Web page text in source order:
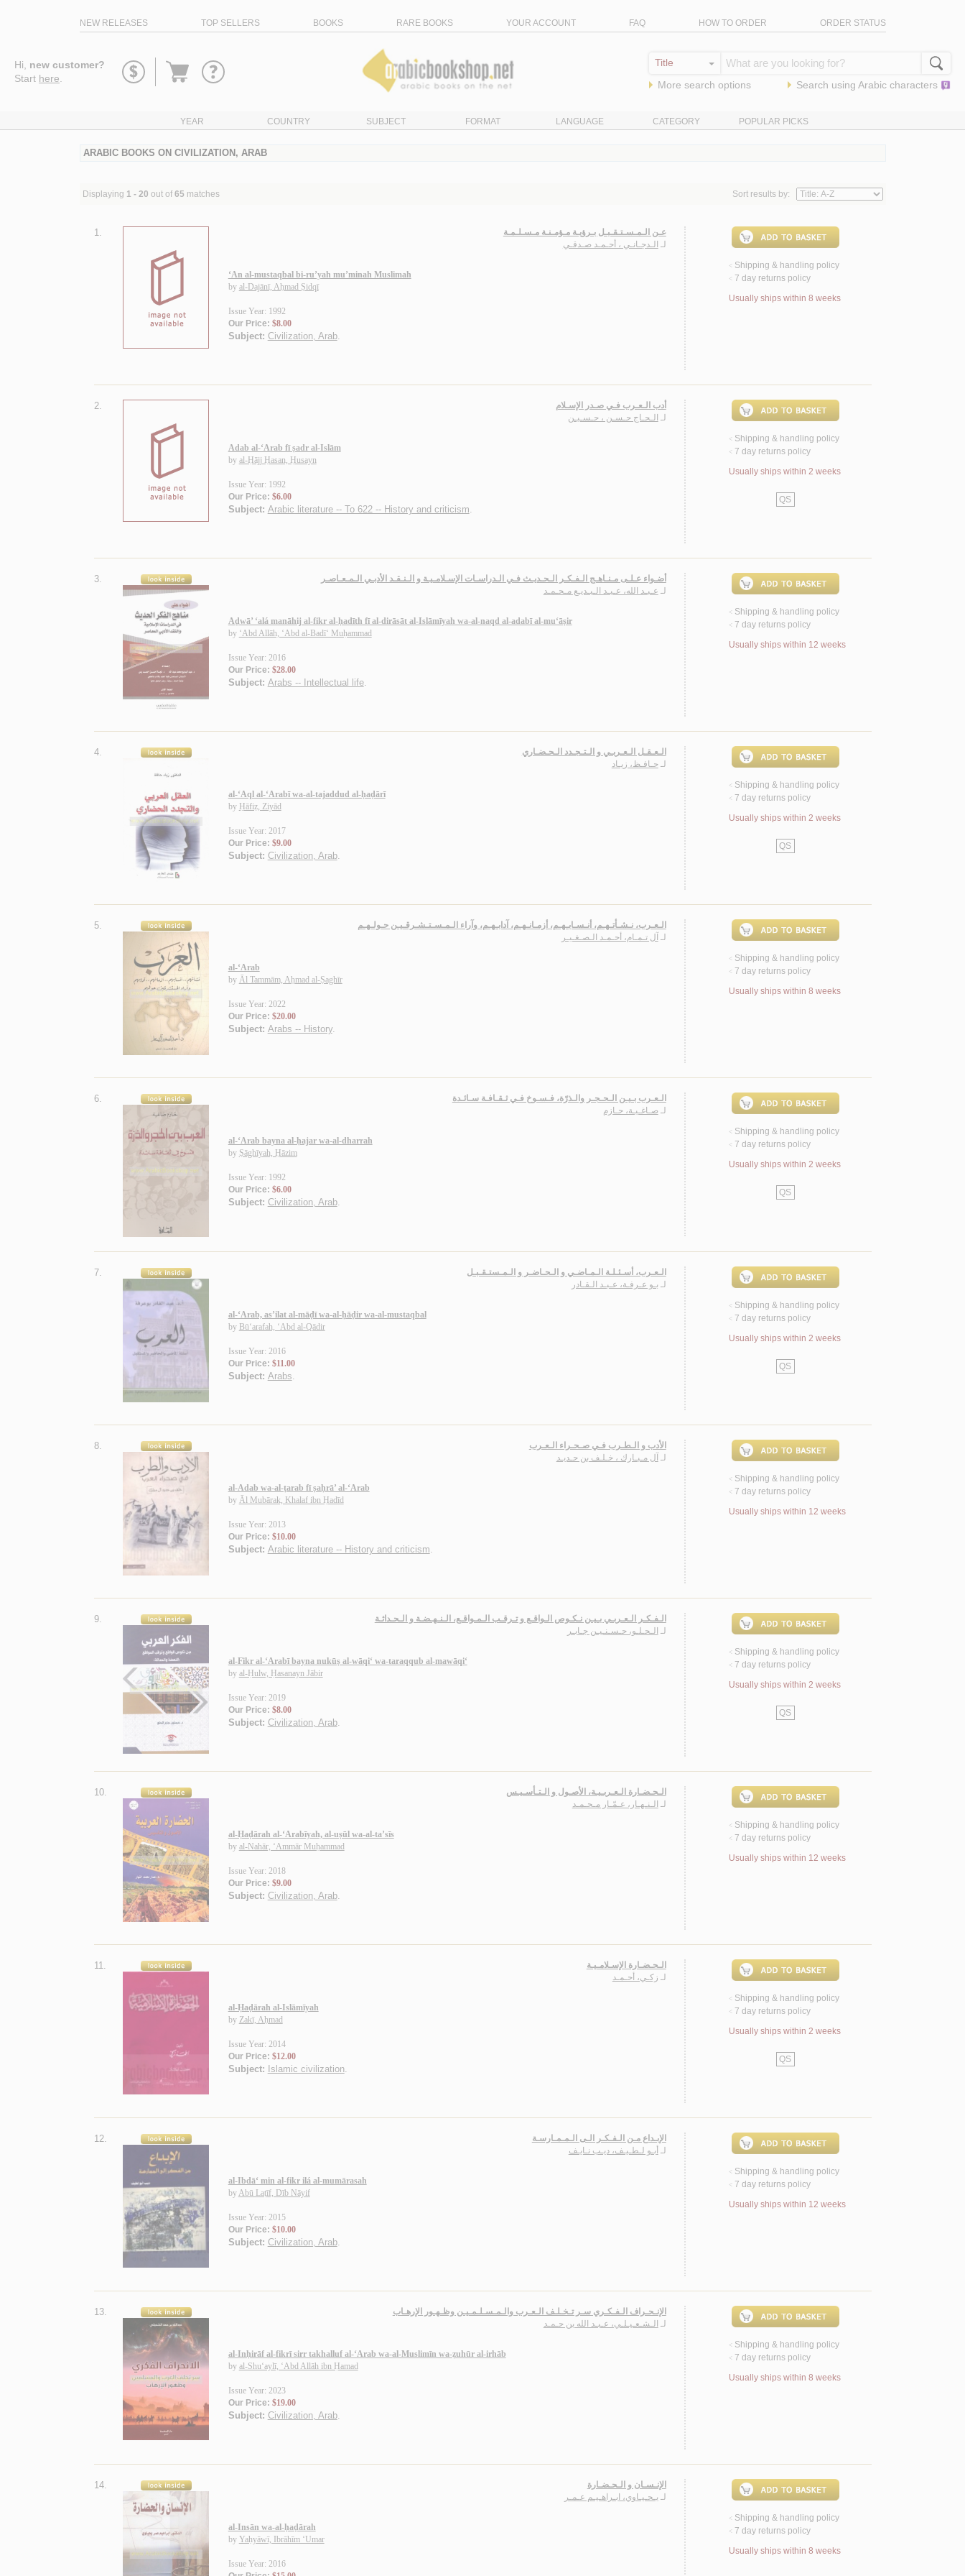
NEW RELEASES TOP SELLERS BOOKS RARE BOOKS YOUR ACCOUNT FAQ HOW TO ORDER ORDER STATUS
Hi, new customer?
Start here
Go
More search options Search using Arabic characters
YEAR COUNTRY SUBJECT FORMAT LANGUAGE CATEGORY POPULAR PICKS
ARABIC BOOKS ON CIVILIZATION, ARAB
Displaying 1 - 20 out of 65 matches Sort results by:
1.
عـن الـمـسـتـقـبـل بـرؤيـة مـؤمـنـة مـسـلـمـة
لـ الـدجـانـي ، أحـمـد صـدقـي
‘An al-mustaqbal bi-ru’yah mu’minah Muslimah
by al-Dajānī, Aḥmad Ṣidqī
Issue Year: 1992
Our Price: $8.00
Subject: Civilization, Arab.
< Shipping & handling policy
< 7 day returns policy
Usually ships within 8 weeks
2.
أدب الـعـرب فـي صـدر الإسـلام
لـ الـحـاج حـسـن ، حـسـيـن
Adab al-‘Arab fī ṣadr al-Islām
by al-Ḥājj Ḥasan, Ḥusayn
Issue Year: 1992
Our Price: $6.00
Subject: Arabic literature -- To 622 -- History and criticism.
< Shipping & handling policy
< 7 day returns policy
Usually ships within 2 weeks
QS
3.
أضـواء عـلـى مـنـاهـج الـفـكـر الـحـديـث فـي الـدراسـات الإسـلامـيـة و الـنـقـد الأدبـي الـمـعـاصـر
لـ عـبـد الله، عـبـد الـبـديـع مـحـمـد
Aḍwā’ ‘alá manāhij al-fikr al-ḥadīth fī al-dirāsāt al-Islāmīyah wa-al-naqd al-adabī al-mu‘āṣir
by ‘Abd Allāh, ‘Abd al-Badī‘ Muḥammad
Issue Year: 2016
Our Price: $28.00
Subject: Arabs -- Intellectual life.
< Shipping & handling policy
< 7 day returns policy
Usually ships within 12 weeks
4.
الـعـقـل الـعـربـي و الـتـجـدد الـحـضـاري
لـ حـافـظ، زيـاد
al-‘Aql al-‘Arabī wa-al-tajaddud al-ḥaḍārī
by Ḥāfiẓ, Ziyād
Issue Year: 2017
Our Price: $9.00
Subject: Civilization, Arab.
< Shipping & handling policy
< 7 day returns policy
Usually ships within 2 weeks
QS
5.
الـعـرب، نـشـأتـهـم، أنـسـابـهـم، أزمـانـهـم، آدابـهـم، وآراء الـمـسـتـشـرقـيـن حـولـهـم
لـ آل تـمـام، أحـمـد الـصـغـيـر
al-‘Arab
by Āl Tammām, Aḥmad al-Ṣaghīr
Issue Year: 2022
Our Price: $20.00
Subject: Arabs -- History.
< Shipping & handling policy
< 7 day returns policy
Usually ships within 8 weeks
6.
الـعـرب بـيـن الـحـجـر والـذرّة، فـسـوخ فـي ثـقـافـة سـائـدة
لـ صـاغـيـة، حـازم
al-‘Arab bayna al-ḥajar wa-al-dharrah
by Ṣāghīyah, Ḥāzim
Issue Year: 1992
Our Price: $6.00
Subject: Civilization, Arab.
< Shipping & handling policy
< 7 day returns policy
Usually ships within 2 weeks
QS
7.
الـعـرب، أسـئـلـة الـمـاضـي و الـحـاضـر و الـمـستـقـبـل
لـ بـو عـرفـة، عـبـد الـقـادر
al-‘Arab, as’ilat al-māḍī wa-al-ḥāḍir wa-al-mustaqbal
by Bū‘arafah, ‘Abd al-Qādir
Issue Year: 2016
Our Price: $11.00
Subject: Arabs.
< Shipping & handling policy
< 7 day returns policy
Usually ships within 2 weeks
QS
8.
الأدب و الـطـرب فـي صـحـراء الـعـرب
لـ آل مـبـارك ، خـلـف بن حـديـد
al-Adab wa-al-ṭarab fī ṣaḥrā’ al-‘Arab
by Āl Mubārak, Khalaf ibn Ḥadīd
Issue Year: 2013
Our Price: $10.00
Subject: Arabic literature -- History and criticism.
< Shipping & handling policy
< 7 day returns policy
Usually ships within 12 weeks
9.
الـفـكـر الـعـربـي بـيـن نـكـوص الـواقـع و تـرقـب الـمـواقـع، الـنـهـضـة و الـحـداثـة
لـ الـحـلـو، حـسـنـيـن جـابـر
al-Fikr al-‘Arabī bayna nukūṣ al-wāqi‘ wa-taraqqub al-mawāqi‘
by al-Ḥulw, Ḥasanayn Jābir
Issue Year: 2019
Our Price: $8.00
Subject: Civilization, Arab.
< Shipping & handling policy
< 7 day returns policy
Usually ships within 2 weeks
QS
10.
الـحـضـارة الـعـربـيـة، الأصـول و الـتـأسـيـس
لـ الـنـهـار، عـمّـار مـحـمـد
al-Ḥaḍārah al-‘Arabīyah, al-uṣūl wa-al-ta’sīs
by al-Nahār, ‘Ammār Muḥammad
Issue Year: 2018
Our Price: $9.00
Subject: Civilization, Arab.
< Shipping & handling policy
< 7 day returns policy
Usually ships within 12 weeks
11.
الـحـضـارة الإسـلامـيـة
لـ زكـي، أحـمـد
al-Ḥaḍārah al-Islāmīyah
by Zakī, Aḥmad
Issue Year: 2014
Our Price: $12.00
Subject: Islamic civilization.
< Shipping & handling policy
< 7 day returns policy
Usually ships within 2 weeks
QS
12.
الإبـداع مـن الـفـكـر الـى الـمـمـارسـة
لـ أبـو لـطـيـف، ديـب نـايـف
al-Ibdā‘ min al-fikr ilá al-mumārasah
byAbū Laṭīf, Dīb Nāyif
Issue Year: 2015
Our Price: $10.00
Subject: Civilization, Arab.
< Shipping & handling policy
< 7 day returns policy
Usually ships within 12 weeks
13.
الإنـحـراف الـفـكـري سـر تـخـلـف الـعـرب والـمـسـلـمـيـن وظـهـور الإرهـاب
لـ الـشـعـيـلـي، عـبـد الله بن حـمـد
al-Inḥirāf al-fikrī sirr takhalluf al-‘Arab wa-al-Muslimīn wa-ẓuhūr al-irhāb
by al-Shu‘aylī, ‘Abd Allāh ibn Ḥamad
Issue Year: 2023
Our Price: $19.00
Subject: Civilization, Arab.
< Shipping & handling policy
< 7 day returns policy
Usually ships within 8 weeks
14.
الإنـسـان و الـحـضـارة
لـ يـحـيـاوي، ابـراهـيـم عـمـر
al-Insān wa-al-ḥaḍārah
by Yaḥyāwī, Ibrāhīm ‘Umar
Issue Year: 2016
< Shipping & handling policy
< 7 day returns policy
Usually ships within 8 weeks